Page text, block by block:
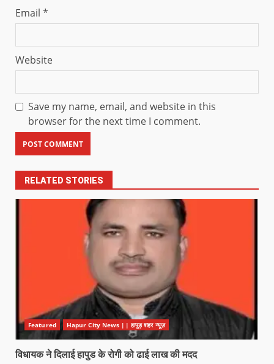
Email *
Website
Save my name, email, and website in this
browser for the next time I comment.
RELATED STORIES
Featured Hapur City News || हापुड़ शहर न्यूज़
विधायक ने दिलाई हापुड के रोगी को ढाई लाख की मदद